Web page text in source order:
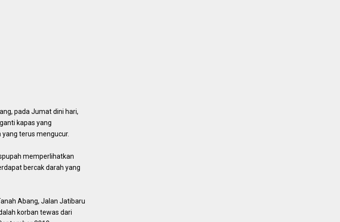
pada Jumat dini hari,
kapas yang
terus mengucur.
memperlihatkan
bercak darah yang
Abang, Jalan Jatibaru
korban tewas dari